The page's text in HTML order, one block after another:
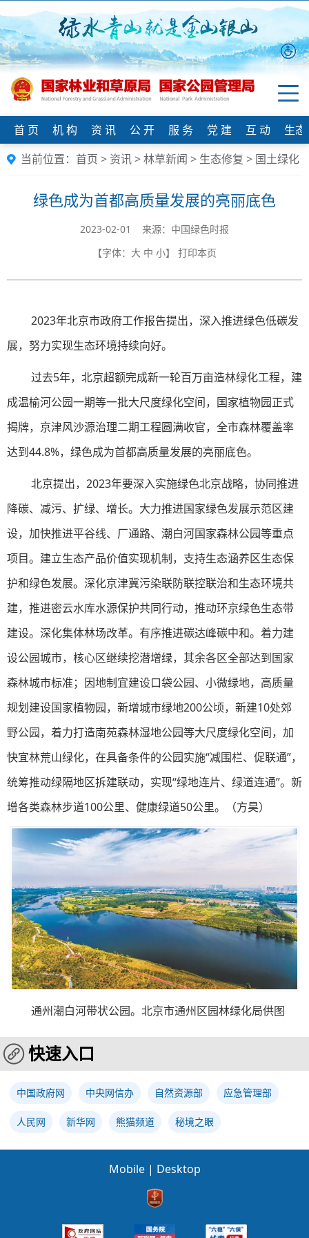
首 页 机 构 资 讯 公 开 服 务 党 建 互 动
生
当前位置： 首页 > 资讯>林草新闻 > 生态修复 > 国土绿化
绿色成为首都高质量发展的亮丽底色
2023-02-01 来源：中国绿色时报
【字体： 大 中 小】 打印本页
2023年北京市政府工作报告提出，深入推进绿色低碳发
展，努力实现生态环境持续向好。
过去5年，北京超额完成新一轮百万亩造林绿化工程，建
成温榆河公园一期等一批大尺度绿化空间，国家植物园正式
揭牌，京津风沙源治理二期工程圆满收官，全市森林覆盖率
达到44.8%，绿色成为首都高质量发展的亮丽底色。
北京提出，2023年要深入实施绿色北京战略，协同推进
降碳、减污、扩绿、增长。大力推进国家绿色发展示范区建
设，加快推进平谷线、厂通路、潮白河国家森林公园等重点
项目。建立生态产品价值实现机制，支持生态涵养区生态保
护和绿色发展。深化京津冀污染联防联控联治和生态环境共
建，推进密云水库水源保护共同行动，推动环京绿色生态带
建设。深化集体林场改革。有序推进碳达峰碳中和。着力建
设公园城市，核心区继续挖潜增绿，其余各区全部达到国家
森林城市标准；因地制宜建设口袋公园、小微绿地，高质量
规划建设国家植物园，新增城市绿地200公顷，新建10处郊
野公园，着力打造南苑森林湿地公园等大尺度绿化空间，加
快宜林荒山绿化，在具备条件的公园实施“减围栏、促联通”，
统筹推动绿隔地区拆建联动，实现“绿地连片、绿道连通”。新
增各类森林步道100公里、健康绿道50公里。（方昊）
通州潮白河带状公园。北京市通州区园林绿化局供图
快速入口
中国政府网 中央网信办 自然资源部 应急管理部
人民网 新华网 熊猫频道 秘境之眼
Mobile | Desktop